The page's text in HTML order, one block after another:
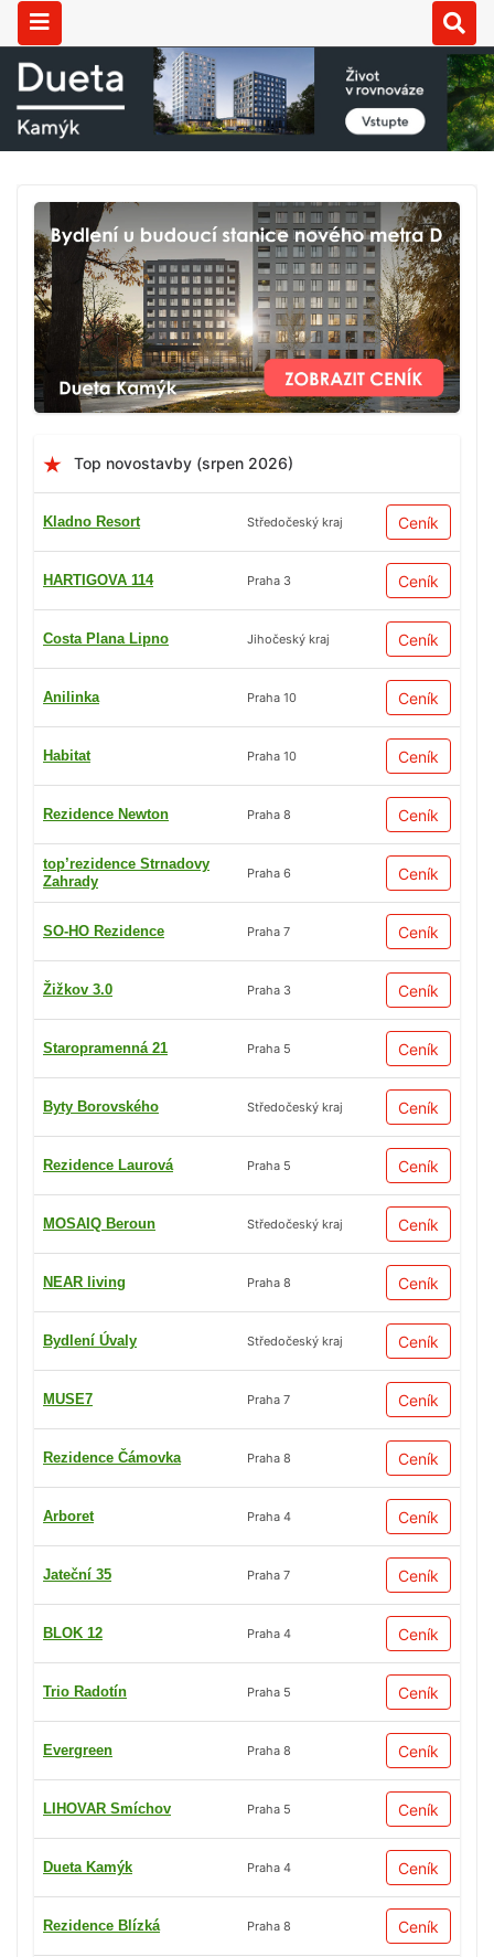
Top novostavby (srpen 2026)
Kladno Resort Středočeský kraj Ceník
HARTIGOVA 114 Praha 3 Ceník
Costa Plana Lipno Jihočeský kraj Ceník
Anilinka Praha 10 Ceník
Habitat Praha 10 Ceník
Rezidence Newton Praha 8 Ceník
top’rezidence Strnadovy
Zahrady
Praha 6 Ceník
SO-HO Rezidence Praha 7 Ceník
Žižkov 3.0 Praha 3 Ceník
Staropramenná 21 Praha 5 Ceník
Byty Borovského Středočeský kraj Ceník
Rezidence Laurová Praha 5 Ceník
MOSAIQ Beroun Středočeský kraj Ceník
NEAR living Praha 8 Ceník
Bydlení Úvaly Středočeský kraj Ceník
MUSE7 Praha 7 Ceník
Rezidence Čámovka Praha 8 Ceník
Arboret Praha 4 Ceník
Jateční 35 Praha 7 Ceník
BLOK 12 Praha 4 Ceník
Trio Radotín Praha 5 Ceník
Evergreen Praha 8 Ceník
LIHOVAR Smíchov Praha 5 Ceník
Dueta Kamýk Praha 4 Ceník
Rezidence Blízká Praha 8 Ceník